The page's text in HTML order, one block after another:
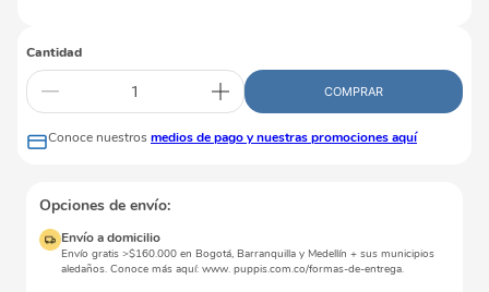
Cantidad
COMPRAR
Conoce nuestros medios de pago y nuestras promociones aquí
Opciones de envío:
Envío a domicilio
Envío gratis >$160.000 en Bogotá, Barranquilla y Medellín + sus municipios
aledaños. Conoce más aquí: www. puppis.com.co/formas-de-entrega.